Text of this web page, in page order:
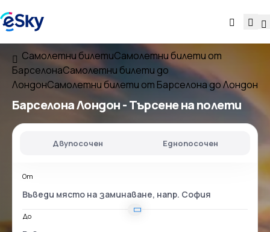
Самолетни билетиСамолетни билети от
БарселонаСамолетни билети до
ЛондонСамолетни билети от Барселона до Лондон
Барселона Лондон- Търсене на полети
Двупосочен Еднопосочен
От
До